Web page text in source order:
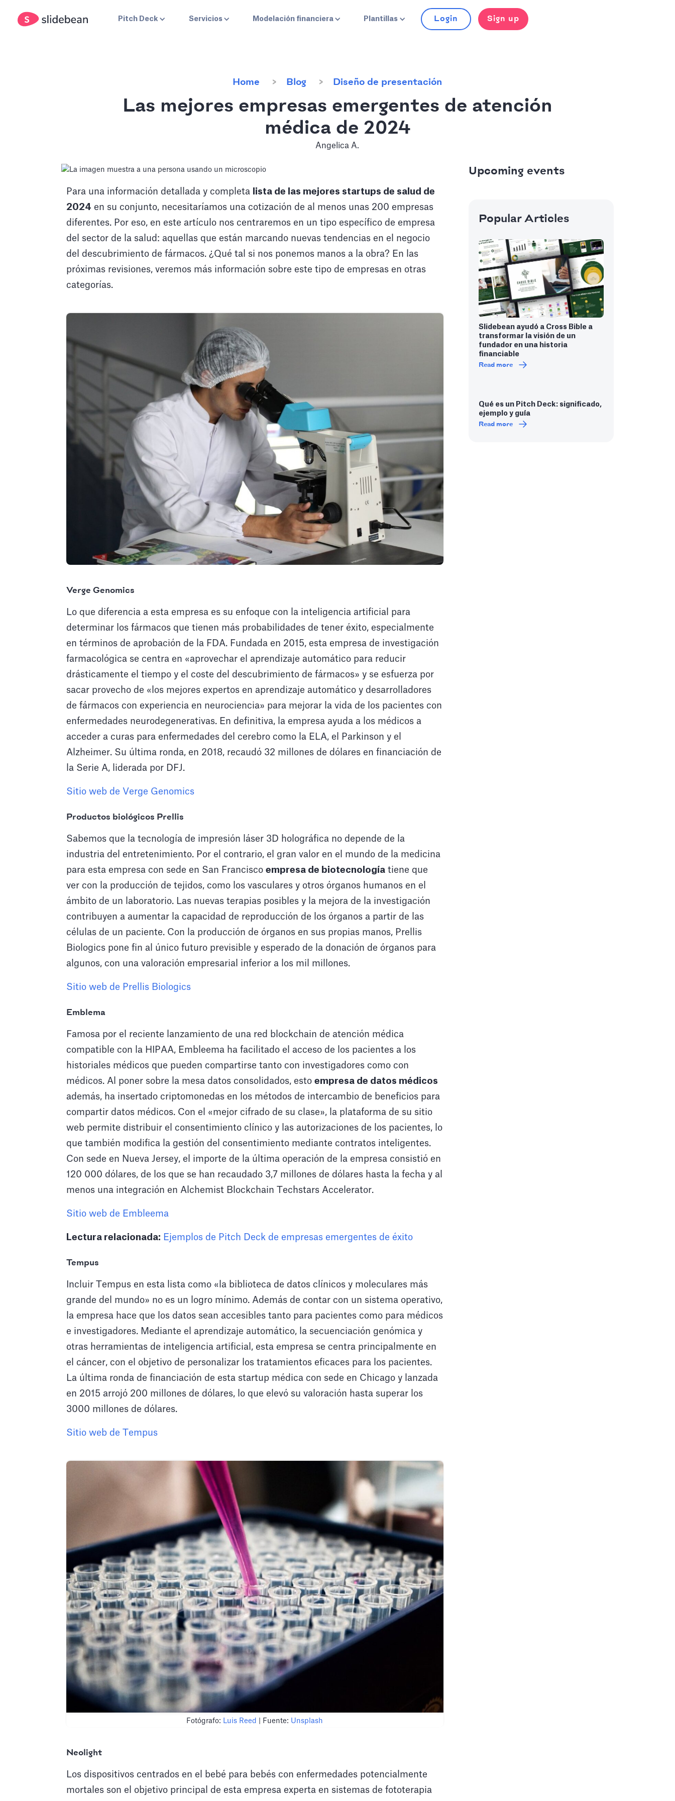
Pitch Deck Servicios Modelación financiera Plantillas Login Sign up
Home Blog Diseño de presentación
Las mejores empresas emergentes de atención
médica de 2024
Angelica A.
Para una información detallada y completa
lista de las mejores startups de salud de
2024 en su conjunto, necesitaríamos una cotización de al menos unas 200 empresas
diferentes. Por eso, en este artículo nos centraremos en un tipo específico de empresa
del sector de la salud: aquellas que están marcando nuevas tendencias en el negocio
del descubrimiento de fármacos. ¿Qué tal si nos ponemos manos a la obra? En las
próximas revisiones, veremos más información sobre este tipo de empresas en otras
categorías.
Verge Genomics
Lo que diferencia a esta empresa es su enfoque con la inteligencia artificial para
determinar los fármacos que tienen más probabilidades de tener éxito, especialmente
en términos de aprobación de la FDA. Fundada en 2015, esta empresa de investigación
farmacológica se centra en «aprovechar el aprendizaje automático para reducir
drásticamente el tiempo y el coste del descubrimiento de fármacos» y se esfuerza por
sacar provecho de «los mejores expertos en aprendizaje automático y desarrolladores
de fármacos con experiencia en neurociencia» para mejorar la vida de los pacientes con
enfermedades neurodegenerativas. En definitiva, la empresa ayuda a los médicos a
acceder a curas para enfermedades del cerebro como la ELA, el Parkinson y el
Alzheimer. Su última ronda, en 2018, recaudó 32 millones de dólares en financiación de
la Serie A, liderada por DFJ.
Sitio web de Verge Genomics
Productos biológicos Prellis
Sabemos que la tecnología de impresión láser 3D holográfica no depende de la
industria del entretenimiento. Por el contrario, el gran valor en el mundo de la medicina
para esta empresa con sede en San Francisco empresa de biotecnología tiene que
ver con la producción de tejidos, como los vasculares y otros órganos humanos en el
ámbito de un laboratorio. Las nuevas terapias posibles y la mejora de la investigación
contribuyen a aumentar la capacidad de reproducción de los órganos a partir de las
células de un paciente. Con la producción de órganos en sus propias manos, Prellis
Biologics pone fin al único futuro previsible y esperado de la donación de órganos para
algunos, con una valoración empresarial inferior a los mil millones.
Sitio web de Prellis Biologics
Emblema
Famosa por el reciente lanzamiento de una red blockchain de atención médica
compatible con la HIPAA, Embleema ha facilitado el acceso de los pacientes a los
historiales médicos que pueden compartirse tanto con investigadores como con
médicos. Al poner sobre la mesa datos consolidados, esto empresa de datos médicos
además, ha insertado criptomonedas en los métodos de intercambio de beneficios para
compartir datos médicos. Con el «mejor cifrado de su clase», la plataforma de su sitio
web permite distribuir el consentimiento clínico y las autorizaciones de los pacientes, lo
que también modifica la gestión del consentimiento mediante contratos inteligentes.
Con sede en Nueva Jersey, el importe de la última operación de la empresa consistió en
120 000 dólares, de los que se han recaudado 3,7 millones de dólares hasta la fecha y al
menos una integración en Alchemist Blockchain Techstars Accelerator.
Sitio web de Embleema
Lectura relacionada: Ejemplos de Pitch Deck de empresas emergentes de éxito
Tempus
Incluir Tempus en esta lista como «la biblioteca de datos clínicos y moleculares más
grande del mundo» no es un logro mínimo. Además de contar con un sistema operativo,
la empresa hace que los datos sean accesibles tanto para pacientes como para médicos
e investigadores. Mediante el aprendizaje automático, la secuenciación genómica y
otras herramientas de inteligencia artificial, esta empresa se centra principalmente en
el cáncer, con el objetivo de personalizar los tratamientos eficaces para los pacientes.
La última ronda de financiación de esta startup médica con sede en Chicago y lanzada
en 2015 arrojó 200 millones de dólares, lo que elevó su valoración hasta superar los
3000 millones de dólares.
Sitio web de Tempus
Fotógrafo: Luis Reed | Fuente: Unsplash
Neolight
Los dispositivos centrados en el bebé para bebés con enfermedades potencialmente
mortales son el objetivo principal de esta empresa experta en sistemas de fototerapia
Upcoming events
Popular Articles
Slidebean ayudó a Cross Bible a
transformar la visión de un
fundador en una historia
financiable
Read more
Qué es un Pitch Deck: significado,
ejemplo y guía
Read more